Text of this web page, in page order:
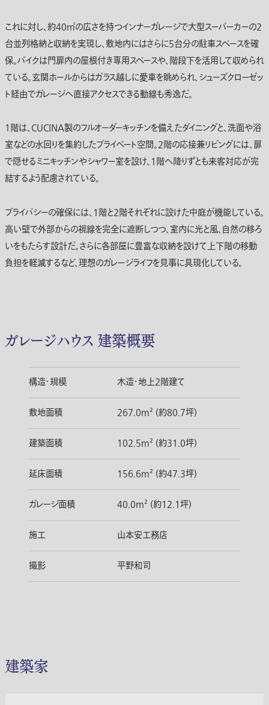
これに対し、約40㎡の広さを持つインナーガレージで大型スーパーカーの2
台並列格納と収納を実現し、敷地内にはさらに5台分の駐車スペースを確
保。バイクは門扉内の屋根付き専用スペースや、階段下を活用して収められ
ている。玄関ホールからはガラス越しに愛車を眺められ、シューズクローゼッ
ト経由でガレージへ直接アクセスできる動線も秀逸だ。
1階は、CUCINA製のフルオーダーキッチンを備えたダイニングと、洗面や浴
室などの水回りを集約したプライベート空間。2階の応接兼リビングには、扉
で隠せるミニキッチンやシャワー室を設け、1階へ降りずとも来客対応が完
結するよう配慮されている。
プライバシーの確保には、1階と2階それぞれに設けた中庭が機能している。
高い壁で外部からの視線を完全に遮断しつつ、室内に光と風、自然の移ろ
いをもたらす設計だ。さらに各部屋に豊富な収納を設けて上下階の移動
負担を軽減するなど、理想のガレージライフを見事に具現化している。
ガレージハウス 建築概要
構造・規模 木造・地上2階建て
敷地面積 267.0m² (約80.7坪)
建築面積 102.5m² (約31.0坪)
延床面積 156.6m² (約47.3坪)
ガレージ面積 40.0m² (約12.1坪)
施工 山本安工務店
撮影 平野和司
建築家